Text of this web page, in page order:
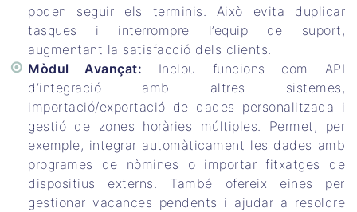
poden seguir els terminis. Això evita duplicar
tasques i interrompre l’equip de suport,
augmentant la satisfacció dels clients.
Mòdul Avançat: Inclou funcions com API
d’integració amb altres sistemes,
importació/exportació de dades personalitzada i
gestió de zones horàries múltiples. Permet, per
exemple, integrar automàticament les dades amb
programes de nòmines o importar fitxatges de
dispositius externs. També ofereix eines per
gestionar vacances pendents i ajudar a resoldre